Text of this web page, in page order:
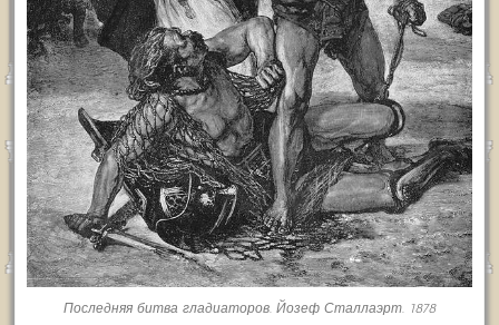
Последняя битва гладиаторов. Йозеф Сталлаэрт. 1878